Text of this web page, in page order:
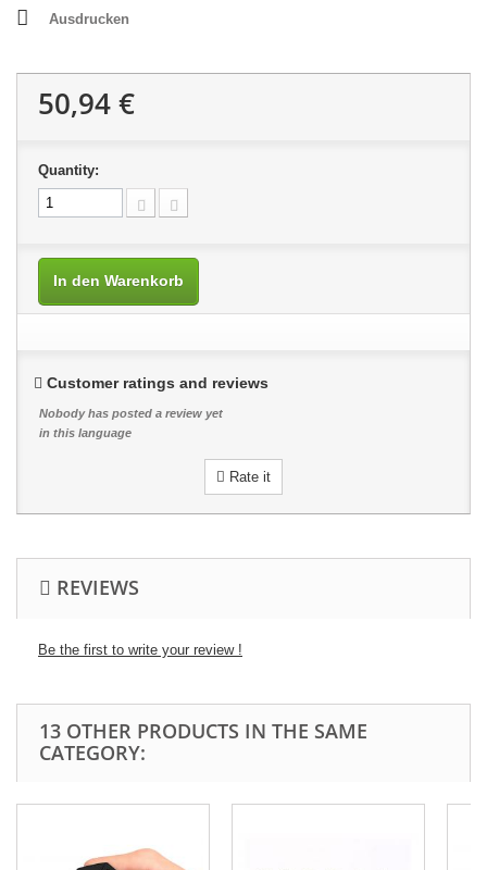
Ausdrucken
50,94 €
Quantity:
In den Warenkorb
Customer ratings and reviews
Nobody has posted a review yet
in this language
Rate it
REVIEWS
Be the first to write your review !
13 OTHER PRODUCTS IN THE SAME
CATEGORY: